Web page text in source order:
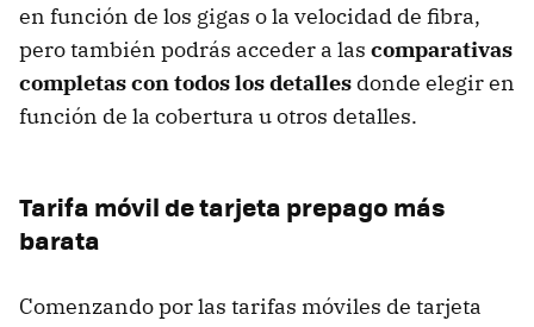
en función de los gigas o la velocidad de fibra,
pero también podrás acceder a las comparativas
completas con todos los detalles donde elegir en
función de la cobertura u otros detalles.
Tarifa móvil de tarjeta prepago más
barata
Comenzando por las tarifas móviles de tarjeta